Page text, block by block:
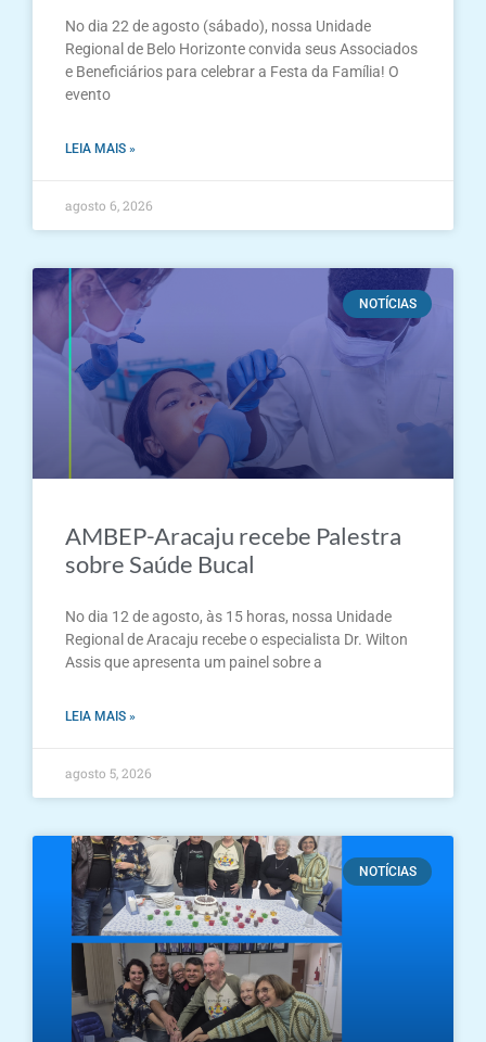
No dia 22 de agosto (sábado), nossa Unidade
Regional de Belo Horizonte convida seus Associados
e Beneficiários para celebrar a Festa da Família! O
evento
LEIA MAIS »
agosto 6, 2026
NOTÍCIAS
AMBEP-Aracaju recebe Palestra
sobre Saúde Bucal
No dia 12 de agosto, às 15 horas, nossa Unidade
Regional de Aracaju recebe o especialista Dr. Wilton
Assis que apresenta um painel sobre a
LEIA MAIS »
agosto 5, 2026
NOTÍCIAS